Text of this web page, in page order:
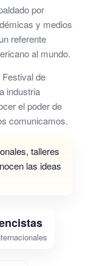
por
y medios
referente
al mundo.
de
industria
el poder de
comunicamos.
talleres
las ideas